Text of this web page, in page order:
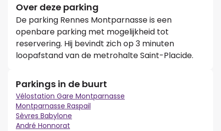
Over deze parking
De parking Rennes Montparnasse is een
openbare parking met mogelijkheid tot
reservering. Hij bevindt zich op 3 minuten
loopafstand van de metrohalte Saint-Placide.
Parkings in de buurt
Vélostation Gare Montparnasse
Montparnasse Raspail
Sèvres Babylone
André Honnorat